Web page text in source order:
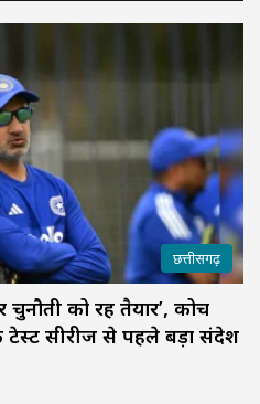
छत्तीसगढ़
को रहें तैयार’, कोच
टेस्ट सीरीज से पहले बड़ा संदेश